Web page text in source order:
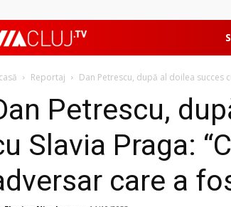
ViaClujTV
Reportaj Dan Petrescu, după al doilea succes
Petrescu,
Slavia Praga:
care a